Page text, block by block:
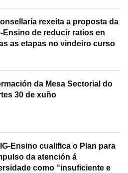
rexeita a proposta da
Ensino de reducir ratios en
as etapas no vindeiro curso
da Mesa Sectorial do
30 de xuño
Ensino cualifica o Plan para
da atención á
como “insuficiente e